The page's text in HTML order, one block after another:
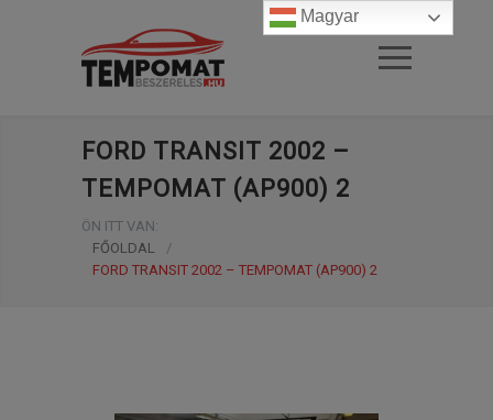
FORD TRANSIT 2002 –
TEMPOMAT (AP900) 2
ÖN ITT VAN:
FŐOLDAL
/
FORD TRANSIT 2002 – TEMPOMAT (AP900) 2
Magyar